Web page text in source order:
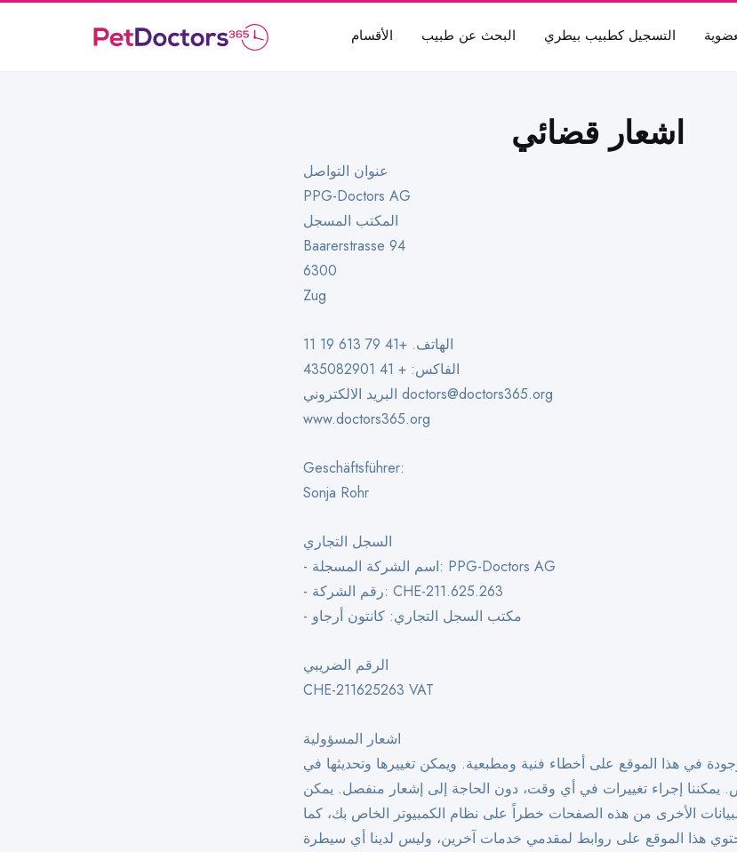
الأقسام البحث عن طبيب التسجيل كطبيب بيطري
اشعار قضائي
عنوان التواصل
PPG-Doctors AG
المكتب المسجل
Baarerstrasse 94
6300
Zug
الهاتف. +41 79 613 19 11
الفاكس: + 41 435082901
doctors@doctors365.org
www.doctors365.org
Geschäftsführer:
Sonja Rohr
السجل التجاري
- اسم الشركة المسجلة: PPG-Doctors AG
- رقم الشركة: CHE-211.625.263
- مكتب السجل التجاري: كانتون أرجاو
الرقم الضريبي
CHE-211625263 VAT
اشعار المسؤولية
في هذا الموقع على أخطاء فنية ومطبعية. ويمكن تغييرها وتحديثها في
إجراء تغييرات في أي وقت، دون الحاجة إلى إشعار منفصل. يمكن
الأخرى من هذه الصفحات خطراً على نظام الكمبيوتر الخاص بك، كما
هذا الموقع على روابط لمقدمي خدمات آخرين، وليس لدينا أي سيطرة